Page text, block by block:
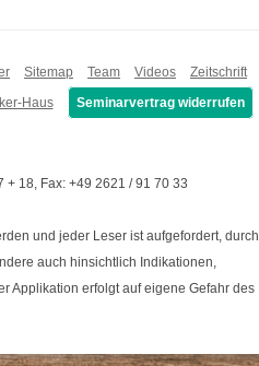
Sitemap Team Videos
Zeitschrift
Haus
Seminarvertrag widerrufen
+ 18, Fax: +49 2621 / 91 70 33
und jeder Leser ist aufgefordert, durch
auch hinsichtlich Indikationen,
Applikation erfolgt auf eigene Gefahr des